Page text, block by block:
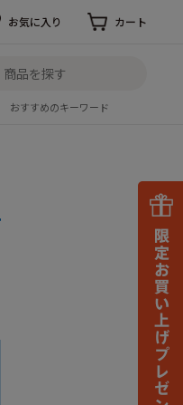
お気に入り カート
おすすめのキーワード